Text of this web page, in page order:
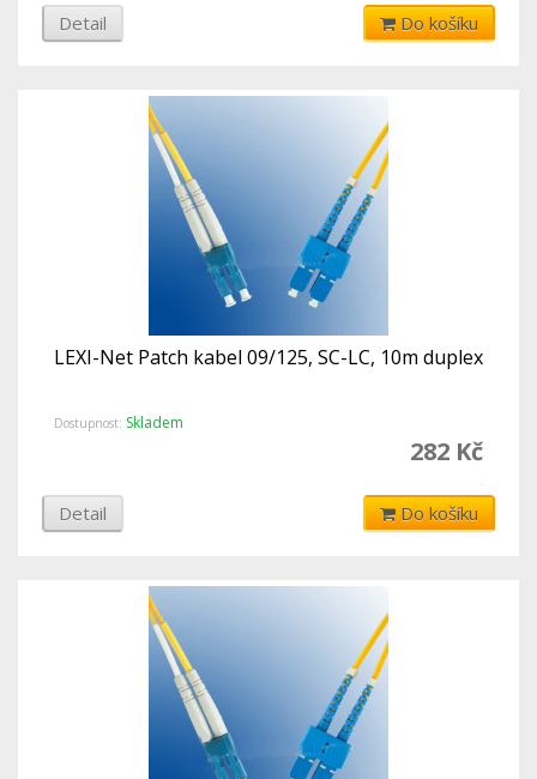
Detail Do košíku
LEXI-Net Patch kabel 09/125, SC-LC, 10m duplex
Dostupnost: Skladem
282 Kč
Detail Do košíku